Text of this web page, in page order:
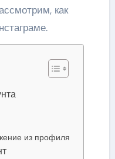
как
из профиля